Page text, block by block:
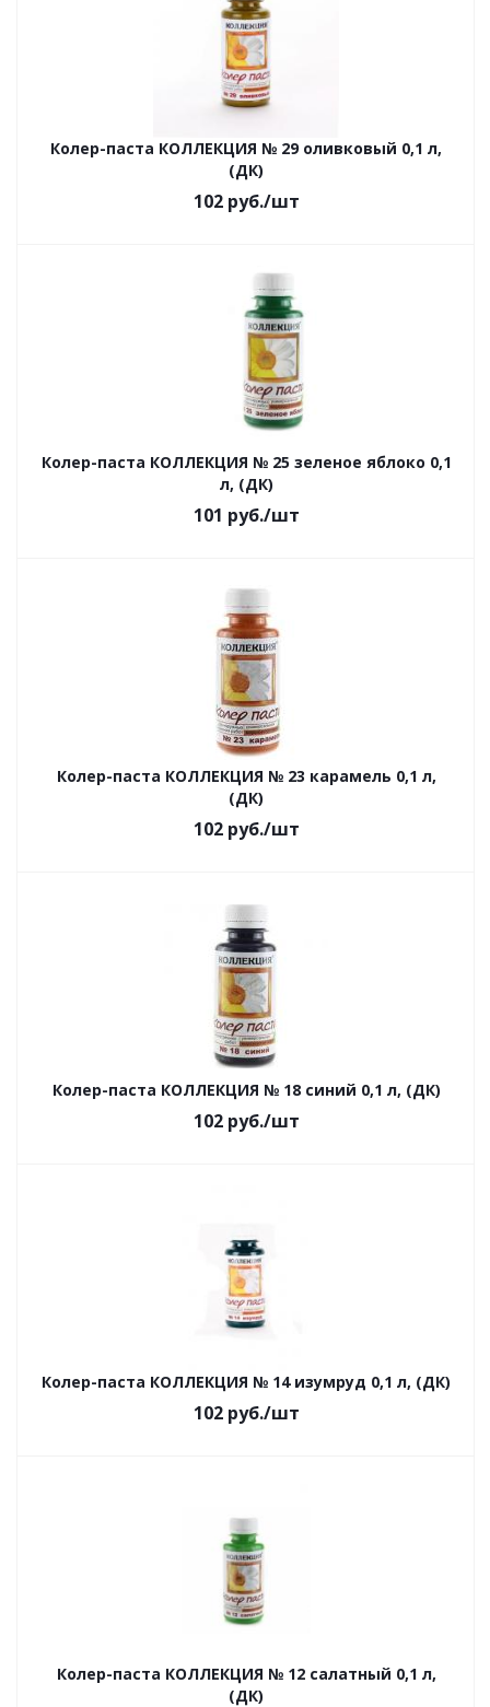
Колер-паста КОЛЛЕКЦИЯ № 29 оливковый 0,1 л,
(ДК)
102руб./шт
Колер-паста КОЛЛЕКЦИЯ № 25 зеленое яблоко 0,1
л, (ДК)
101 руб./шт
Колер-паста КОЛЛЕКЦИЯ № 23 карамель 0,1 л,
(ДК)
102руб./шт
Колер-паста КОЛЛЕКЦИЯ № 18 синий 0,1 л, (ДК)
102руб./шт
Колер-паста КОЛЛЕКЦИЯ № 14 изумруд 0,1 л, (ДК)
102руб./шт
Колер-паста КОЛЛЕКЦИЯ № 12 салатный 0,1 л,
(ДК)